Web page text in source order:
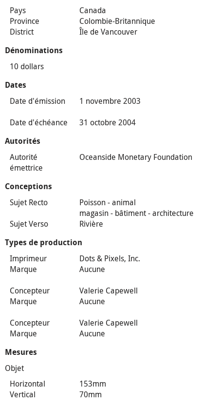
Pays
Canada
Province
Colombie-Britannique
District
Île de Vancouver
Dénominations
10 dollars
Dates
Date d'émission
1 novembre 2003
Date d'échéance
31 octobre 2004
Autorités
Autorité
émettrice
Oceanside Monetary Foundation
Conceptions
Sujet Recto
Poisson - animal
magasin - bâtiment - architecture
Sujet Verso
Rivière
Types de production
Imprimeur
Dots & Pixels, Inc.
Marque
Aucune
Concepteur
Valerie Capewell
Marque
Aucune
Concepteur
Valerie Capewell
Marque
Aucune
Mesures
Objet
Horizontal
153mm
Vertical
70mm